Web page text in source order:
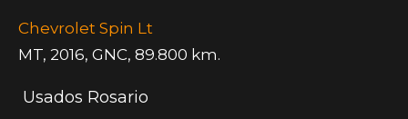
Chevrolet Spin Lt
MT, 2016, GNC, 89.800 km.
Usados Rosario